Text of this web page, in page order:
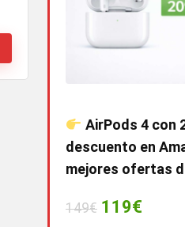
AirPods 4 con
descuento en
mejores ofertas
149€ 119€